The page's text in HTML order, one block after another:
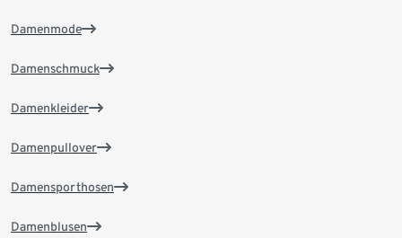
Damenmode
Damenschmuck
Damenkleider
Damenpullover
Damensporthosen
Damenblusen